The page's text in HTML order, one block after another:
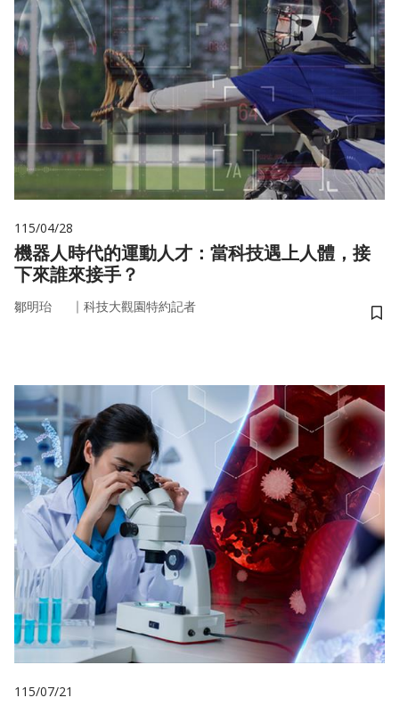
115/04/28
機器人時代的運動人才：當科技遇上人體，接
下來誰來接手？
鄒明珆 ｜ 科技大觀園特約記者
儲
115/07/21